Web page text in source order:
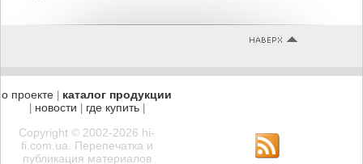
о проекте каталог продукции
новости где купить|
Copyright © 2002-2026 hi-
fi.com.ua. Перепечатка и
публикация материалов